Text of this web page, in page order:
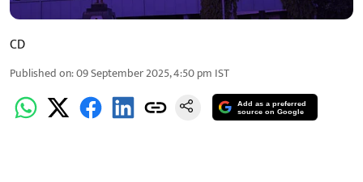
CD
Published on:09 September 2025, 4:50 pm IST
Add as a preferred
source on Google